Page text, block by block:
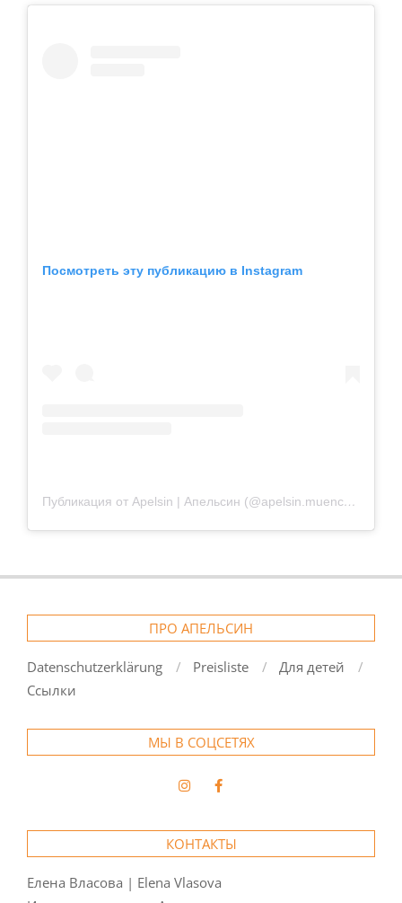
Посмотреть эту публикацию в Instagram
Публикация от Apelsin | Апельсин (@apelsin.muenchen)
ПРО АПЕЛЬСИН
Datenschutzerklärung Preisliste
Для детей
Ссылки
МЫ В СОЦСЕТЯХ
КОНТАКТЫ
Елена Власова | Elena Vlasova